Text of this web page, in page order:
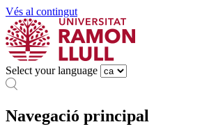
Vés al contingut
Select your language
Navegació principal